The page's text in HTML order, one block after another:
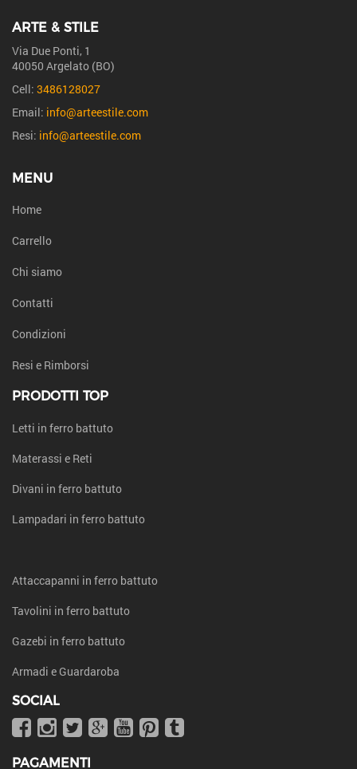
ARTE & STILE
Via Due Ponti, 1
40050 Argelato (BO)
Cell: 3486128027
Email: info@arteestile.com
Resi: info@arteestile.com
MENU
Home
Carrello
Chi siamo
Contatti
Condizioni
Resi e Rimborsi
PRODOTTI TOP
Letti in ferro battuto
Materassi e Reti
Divani in ferro battuto
Lampadari in ferro battuto
Attaccapanni in ferro battuto
Tavolini in ferro battuto
Gazebi in ferro battuto
Armadi e Guardaroba
SOCIAL
PAGAMENTI